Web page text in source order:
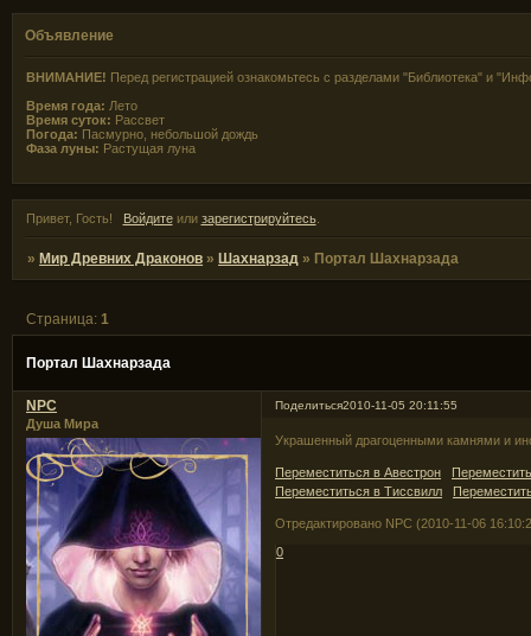
Объявление
ВНИМАНИЕ! Перед регистрацией ознакомьтесь с разделами "Библиотека" и
Время года: Лето
Время суток: Рассвет
Погода: Пасмурно, небольшой дождь
Фаза луны: Растущая луна
Привет, Гость! Войдитеили зарегистрируйтесь.
»Мир Древних Драконов »Шахнарзад » Портал Шахнарзада
Портал Шахнарзада
Страница:1
Поделиться2010-11-05 20:11:55
NPC
Душа Мира
Украшенный драгоценными камнями и
Переместиться в Авестрон
Переместиться в Тиссвилл
Отредактировано NPC (2010-11-06
0